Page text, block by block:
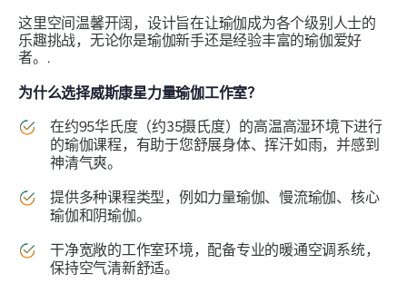
这里空间温馨开阔，设计旨在让瑜伽成为各个级别人士的
乐趣挑战，无论你是瑜伽新手还是经验丰富的瑜伽爱好
者。.
为什么选择威斯康星力量瑜伽工作室？
在约95华氏度（约35摄氏度）的高温高湿环境下进行
的瑜伽课程，有助于您舒展身体、挥汗如雨，并感到
神清气爽。
提供多种课程类型，例如力量瑜伽、慢流瑜伽、核心
瑜伽和阴瑜伽。
干净宽敞的工作室环境，配备专业的暖通空调系统，
保持空气清新舒适。